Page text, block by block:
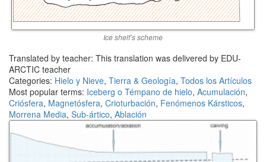
Ice shelf’s scheme
Translated by teacher: This translation was delivered by EDU-
ARCTIC teacher
Categories: Hielo y Nieve, Tierra & Geología, Todos los Artículos
Most popular terms: Iceberg o Témpano de hielo, Acumulación,
Criósfera, Magnetósfera, Crioturbación, Fenómenos Kársticos,
Morrena Media, Sub-ártico, Ablación